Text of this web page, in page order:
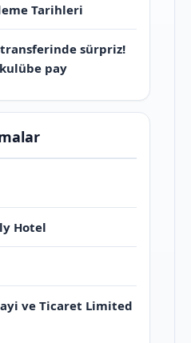
Tarihleri
transferinde sürpriz!
pay
Hotel
ve Ticaret Limited